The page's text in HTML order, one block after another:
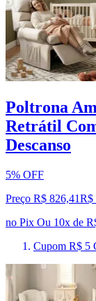
Poltrona
Retrátil
Descanso
5% OFF
Preço R$ 826,41R$
no Pix Ou 10x de
Cupom R$ 5